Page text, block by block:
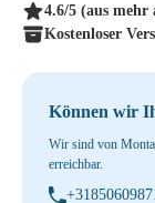
4.6/5 (aus mehr
Kostenloser
Können wir
Wir sind von
erreichbar.